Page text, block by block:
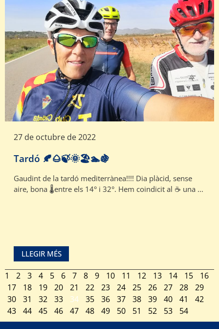
27 de octubre de 2022
Tardó 🍂🌰🍃🌞🏖🏊🍇
Gaudint de la tardó mediterrànea!!!! Dia plàcid, sense
aire, bona 🌡️entre els 14° i 32°. Hem coindicit al ☕ una ...
LLEGIR MÉS
1 2 3 4 5 6 7 8 9 10 11 12 13 14 15
16
17
18 19 20 21 22 23 24 25 26 27 28
29
30
31 32 33 34 35 36 37 38 39 40 41
42
43
44 45 46 47 48 49 50 51 52 53 54